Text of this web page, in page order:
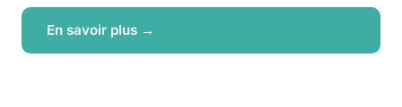
En savoir plus →